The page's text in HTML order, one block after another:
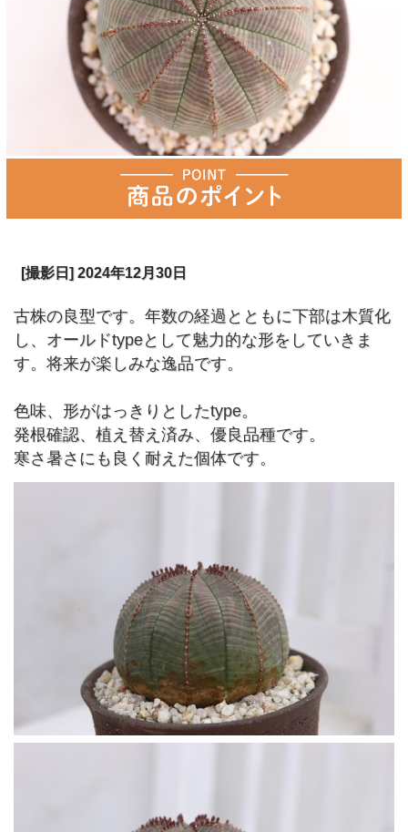
[撮影日] 2024年12月30日
古株の良型です。年数の経過とともに下部は木質化
し、オールドtypeとして魅力的な形をしていきま
す。将来が楽しみな逸品です。
色味、形がはっきりとしたtype。
発根確認、植え替え済み、優良品種です。
寒さ暑さにも良く耐えた個体です。